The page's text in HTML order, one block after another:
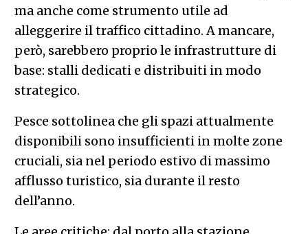
ma anche come strumento utile ad
alleggerire il traffico cittadino. A mancare,
però, sarebbero proprio le infrastrutture di
base: stalli dedicati e distribuiti in modo
strategico.
Pesce sottolinea che gli spazi attualmente
disponibili sono insufficienti in molte zone
cruciali, sia nel periodo estivo di massimo
afflusso turistico, sia durante il resto
dell’anno.